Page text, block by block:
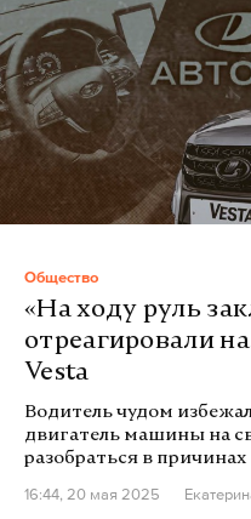
Общество
«На ходу руль
отреагировали
Vesta
Водитель чудом
двигатель машины на
разобраться в причинах
16:44, 20 мая 2025